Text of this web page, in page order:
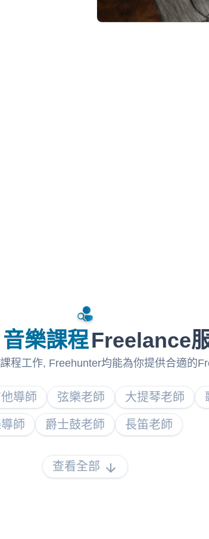
音樂課程Freelance
程工作, Freehunter均能為你提供合適的
導師 弦樂老師 大提琴老師
師 爵士鼓老師 長笛老師
查看全部